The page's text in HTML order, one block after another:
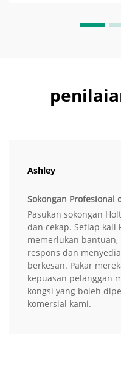
Ashley
Sokongan Profesional
Pasukan sokongan
dan cekap. Setiap kali
memerlukan
respons dan
berkesan. Pakar
kepuasan pelanggan
kongsi yang boleh
komersial kami.